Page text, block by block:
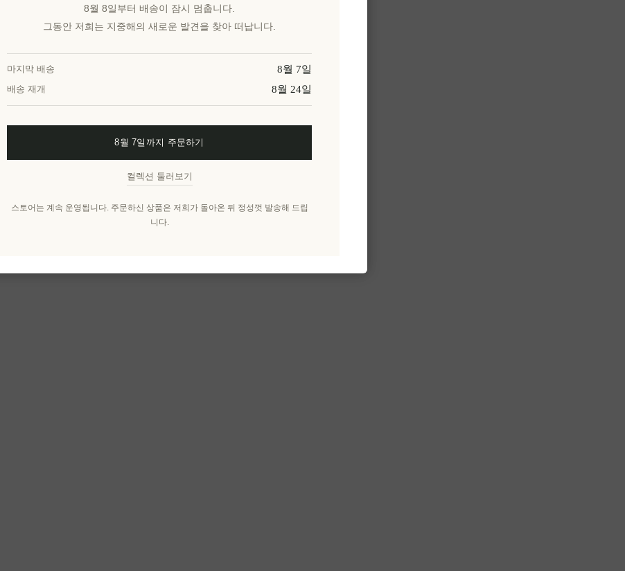
8월 8일부터 배송이 잠시 멈춥니다.
그동안 저희는 지중해의 새로운 발견을 찾아 떠납니다.
마지막 배송 8월 7일
배송 재개 8월 24일
8월 7일까지 주문하기
컬렉션 둘러보기
스토어는 계속 운영됩니다. 주문하신 상품은 저희가 돌아온 뒤 정성껏 발송해 드립
니다.